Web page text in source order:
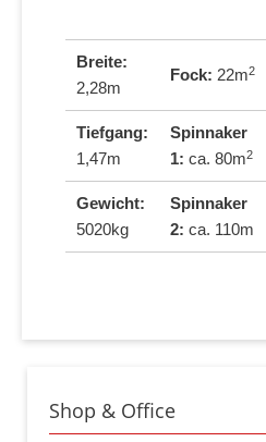
Breite:
2,28m
Fock: 22m2
Tiefgang:
1,47m
Spinnaker
1: ca. 80m2
Gewicht:
5020kg
Spinnaker
2: ca. 110m
Shop & Office